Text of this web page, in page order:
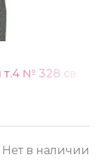
Нет в наличии